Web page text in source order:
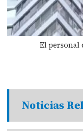
El personal
Noticias